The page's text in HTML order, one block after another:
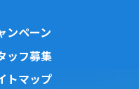
ンペーン
ッフ募集
トマップ